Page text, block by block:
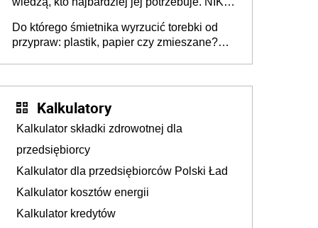
stołecznych
Do którego śmietnika wyrzucić torebki od
przypraw: plastik, papier czy zmieszane?
Kalkulatory
Kalkulator składki zdrowotnej dla
przedsiębiorcy
Kalkulator dla przedsiębiorców Polski Ład
Kalkulator kosztów energii
Kalkulator kredytów